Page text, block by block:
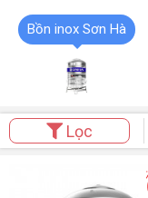
Bồn inox Sơn Hà
Lọc